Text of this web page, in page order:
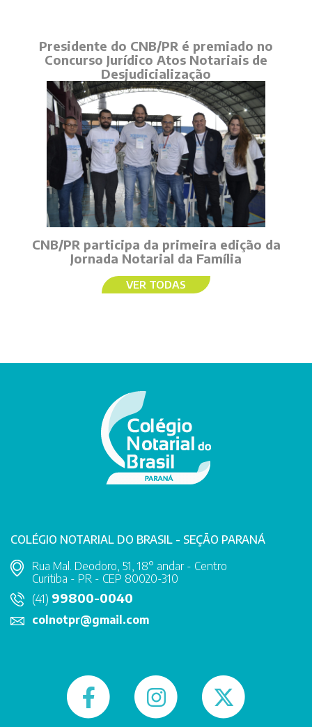
Presidente do CNB/PR é premiado no
Concurso Jurídico Atos Notariais de
Desjudicialização
CNB/PR participa da primeira edição da
Jornada Notarial da Família
VER TODAS
COLÉGIO NOTARIAL DO BRASIL - SEÇÃO PARANÁ
Rua Mal. Deodoro, 51, 18° andar - Centro
Curitiba - PR - CEP 80020-310
(41) 99800-0040
colnotpr@gmail.com